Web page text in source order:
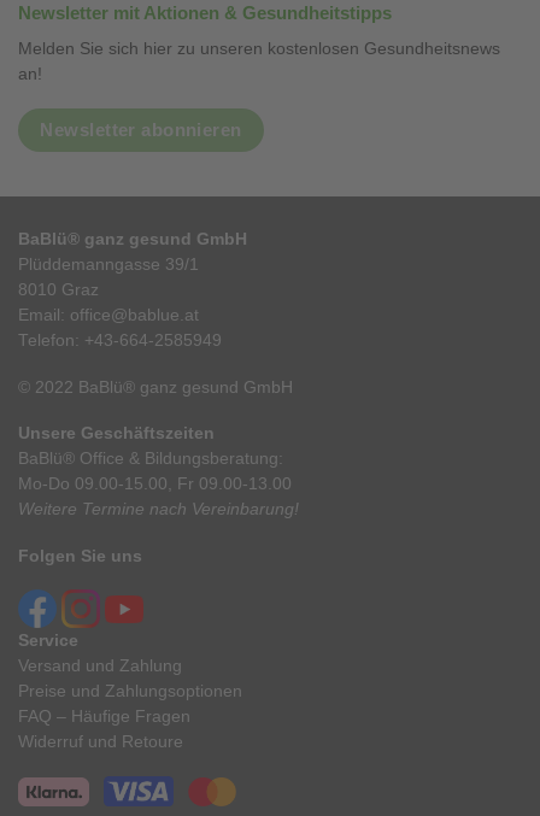
Newsletter mit Aktionen & Gesundheitstipps
Melden Sie sich hier zu unseren kostenlosen Gesundheitsnews
an!
Newsletter abonnieren
BaBlü® ganz gesund GmbH
Plüddemanngasse 39/1
8010 Graz
Email: office@bablue.at
Telefon: +43-664-2585949
© 2022 BaBlü® ganz gesund GmbH
Unsere Geschäftszeiten
BaBlü® Office & Bildungsberatung:
Mo-Do 09.00-15.00, Fr 09.00-13.00
Weitere Termine nach Vereinbarung!
Folgen Sie uns
Service
Versand und Zahlung
Preise und Zahlungsoptionen
FAQ – Häufige Fragen
Widerruf und Retoure